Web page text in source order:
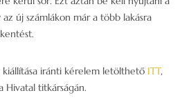
új számlákon már a több lakásra
iránti kérelem letölthető ITT,
Hivatal titkárságán.